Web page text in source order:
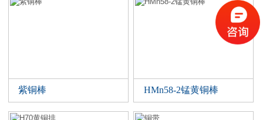
紫铜棒 HMn58-2锰黄铜棒